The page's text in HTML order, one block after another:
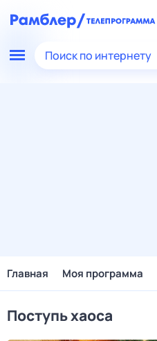
Поиск по интернету
Главная Моя программа
Поступь хаоса